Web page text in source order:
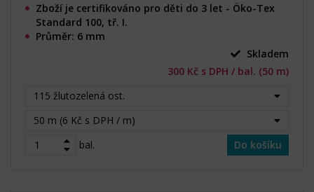
Zboží je certifikováno pro děti do 3 let - Öko-Tex
Standard 100, tř. I.
Průměr: 6 mm
Skladem
300 Kč s DPH / bal. (50 m)
115 žlutozelená ost.
50 m (6 Kč s DPH / m)
bal.
Do košíku